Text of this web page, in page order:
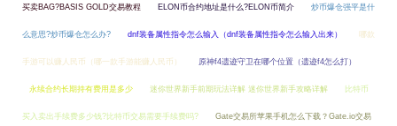
买卖BAG?BASIS GOLD交易教程 ELON币合约地址是什么?ELON币简介 炒币爆仓强平是什
么意思?炒币爆仓怎么办? dnf装备属性指令怎么输入（dnf装备属性指令怎么输入出来） 哪款
手游可以赚人民币（哪一款手游能赚人民币） 原神f4遗迹守卫在哪个位置（遗迹f4怎么打）
永续合约长期持有费用是多少 迷你世界新手前期玩法详解 迷你世界新手攻略详解 比特币
买入卖出手续费多少钱?比特币交易需要手续费吗? Gate交易所苹果手机怎么下载？Gate.io交易